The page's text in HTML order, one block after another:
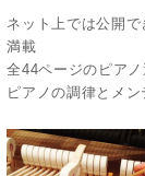
ネット上では公開
満載
全44ページのピア
ピアノの調律とメ